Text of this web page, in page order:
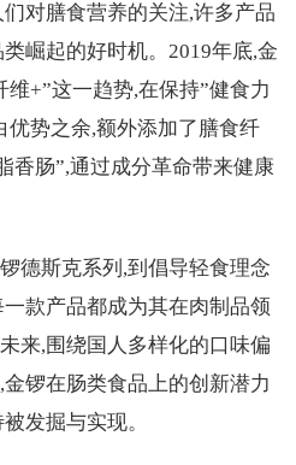
对膳食营养的关注,许多产品
崛起的好时机。2019年底,金
+”这一趋势,在保持”健食力
优势之余,额外添加了膳食纤
香肠”,通过成分革命带来健康
德斯克系列,到倡导轻食理念
款产品都成为其在肉制品领
来,围绕国人多样化的口味偏
锣在肠类食品上的创新潜力
发掘与实现。